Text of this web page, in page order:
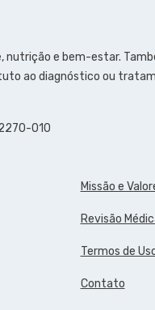
nutrição e bem-estar.
ao diagnóstico ou
010
Missão e
Revisão
Termos de
Contato